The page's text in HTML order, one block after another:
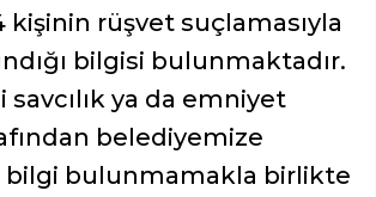
kişinin rüşvet suçlamasıyla
bilgisi bulunmaktadır.
savcılık ya da emniyet
belediyemize
bilgi bulunmamakla birlikte